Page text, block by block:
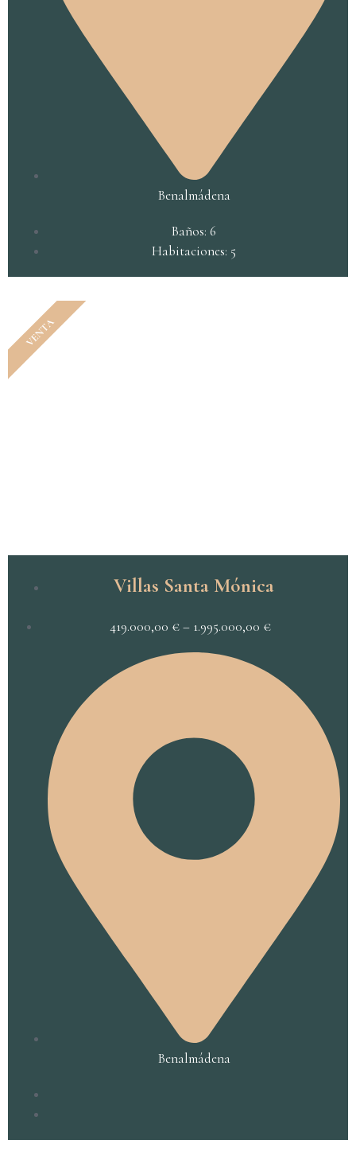
Benalmádena
Baños: 6
Habitaciones: 5
VENTA
Villas Santa Mónica
419.000,00 €– 1.995.000,00 €
Benalmádena